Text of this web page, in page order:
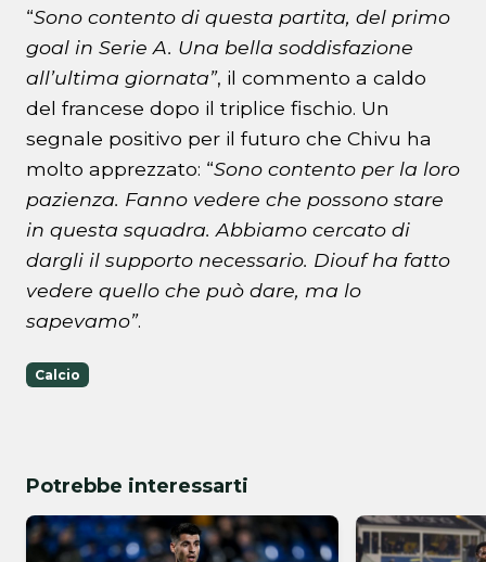
“Sono contento di questa partita, del primo
goal in Serie A. Una bella soddisfazione
all’ultima giornata”, il commento a caldo
del francese dopo il triplice fischio. Un
segnale positivo per il futuro che Chivu ha
molto apprezzato: “Sono contento per la loro
pazienza. Fanno vedere che possono stare
in questa squadra. Abbiamo cercato di
dargli il supporto necessario. Diouf ha fatto
vedere quello che può dare, ma lo
sapevamo”.
Calcio
Potrebbe interessarti